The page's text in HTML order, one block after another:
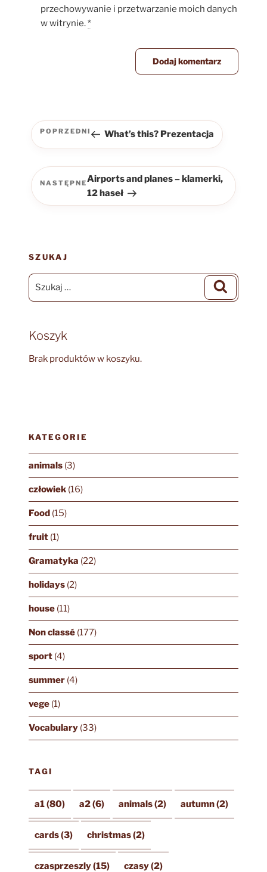
przechowywanie i przetwarzanie moich danych
w witrynie.*
wpisu
Poprzedni
POPRZEDNI What’s this? Prezentacja
Następny
wpis
NASTĘPNEAirports and planes – klamerki,
12 haseł
SZUKAJ
Szukaj:
Koszyk
Brak produktów w koszyku.
KATEGORIE
animals(3)
człowiek(16)
Food(15)
fruit(1)
Gramatyka (22)
holidays(2)
house(11)
Non classé(177)
sport(4)
summer(4)
vege(1)
Vocabulary(33)
TAGI
a1(80) a2(6) animals(2) autumn(2)
cards(3) christmas(2)
czasprzeszly(15) czasy(2)